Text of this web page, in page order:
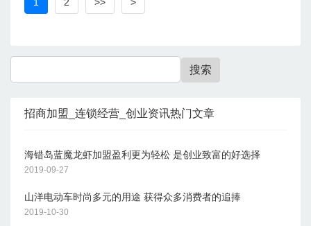
招商加盟_连锁经营_创业资讯热门文章
海错岛蓝魔龙虾加盟盈利更为轻松 是创业致富的好选择
2019-09-27
山洋电动车时尚多元的用途 获得众多消费者的追捧
2019-10-30